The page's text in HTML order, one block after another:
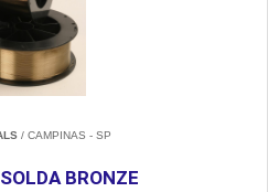
/ CAMPINAS - SP
BRONZE